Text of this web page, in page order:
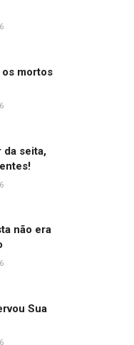
os mortos
da seita,
não era
Sua